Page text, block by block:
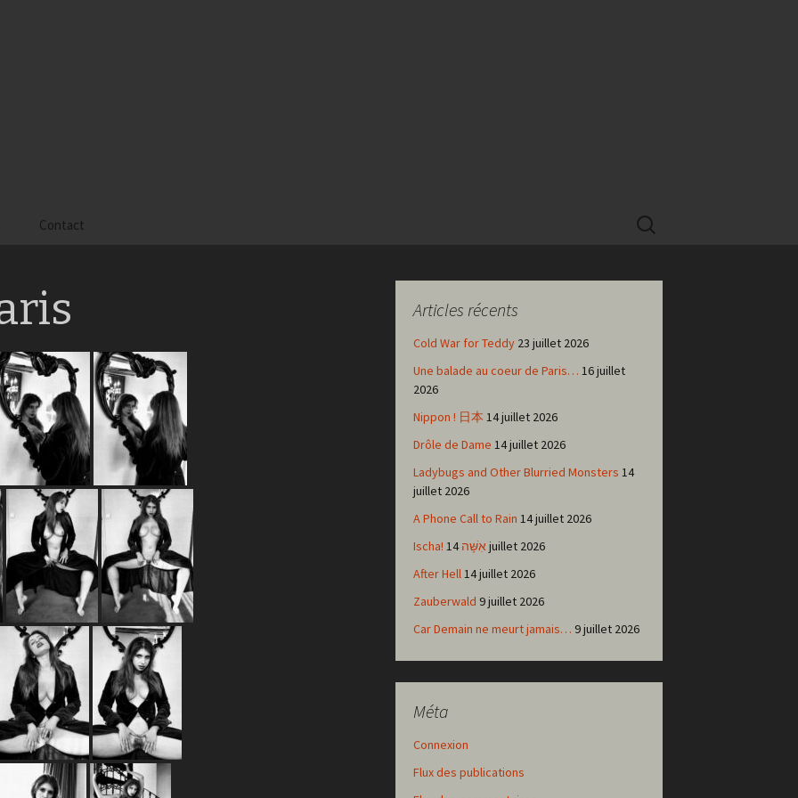
Gaïa
Mac Gregor
Contact
Rechercher :
Articles récents
Cold War for Teddy 23 juillet 2026
Une balade au coeur de Paris… 16 juillet
2026
Nippon ! 日本 14 juillet 2026
Drôle de Dame 14 juillet 2026
Ladybugs and Other Blurried Monsters 14
juillet 2026
A Phone Call to Rain 14 juillet 2026
Ischa! אִשָּׁה14 juillet 2026
After Hell14 juillet 2026
Zauberwald 9 juillet 2026
Car Demain ne meurt jamais… 9 juillet 2026
Méta
Connexion
Flux des publications